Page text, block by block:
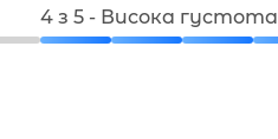
4 з 5 - Висока густота